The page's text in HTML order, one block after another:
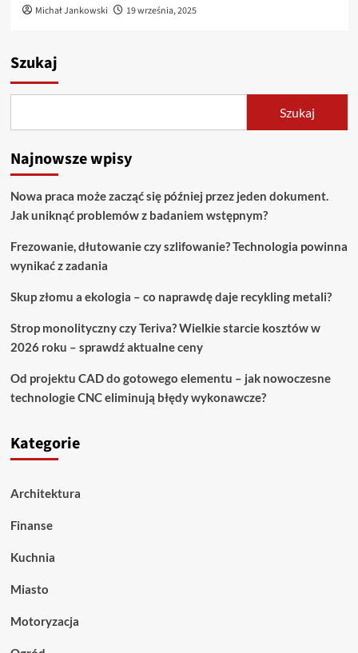
Michał Jankowski 19 września, 2025
Szukaj
Szukaj
Najnowsze wpisy
Nowa praca może zacząć się później przez jeden dokument.
Jak uniknąć problemów z badaniem wstępnym?
Frezowanie, dłutowanie czy szlifowanie? Technologia powinna
wynikać z zadania
Skup złomu a ekologia – co naprawdę daje recykling metali?
Strop monolityczny czy Teriva? Wielkie starcie kosztów w
2026 roku – sprawdź aktualne ceny
Od projektu CAD do gotowego elementu – jak nowoczesne
technologie CNC eliminują błędy wykonawcze?
Kategorie
Architektura
Finanse
Kuchnia
Miasto
Motoryzacja